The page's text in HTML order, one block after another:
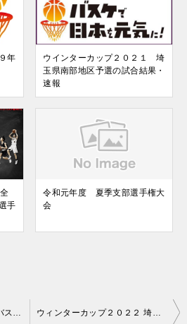
年
ウインターカップ２０２１ 埼
玉県南部地区予選の試合結果・
速報
手
令和元年度 夏季支部選手権大
会
第76回 国体関東ブロック バスケットボール大会 ウィンターカップ２０２２ 埼玉県予選の組み合わせ・速報や試合結果・日程は？